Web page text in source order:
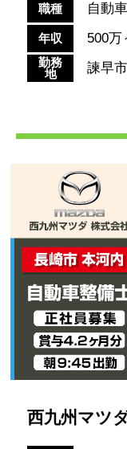
職種 自動
年収 500万
勤務
地
諫早
西九州マツ